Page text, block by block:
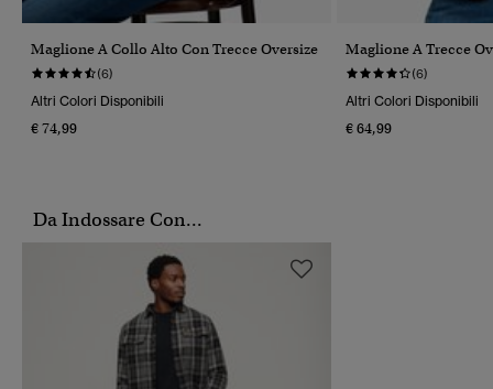
Maglione A Collo Alto Con Trecce Oversize
(6)
Altri Colori Disponibili
€ 74,99
Maglione A Trecce
(6)
Altri Colori Disponibili
€ 64,99
Da Indossare Con...